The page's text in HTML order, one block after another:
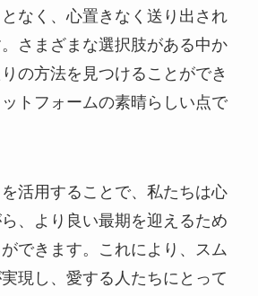
なく、心置きなく送り出され
さまざまな選択肢がある中か
の方法を見つけることができ
トフォームの素晴らしい点で
活用することで、私たちは心
、より良い最期を迎えるため
できます。これにより、スム
現し、愛する人たちにとって